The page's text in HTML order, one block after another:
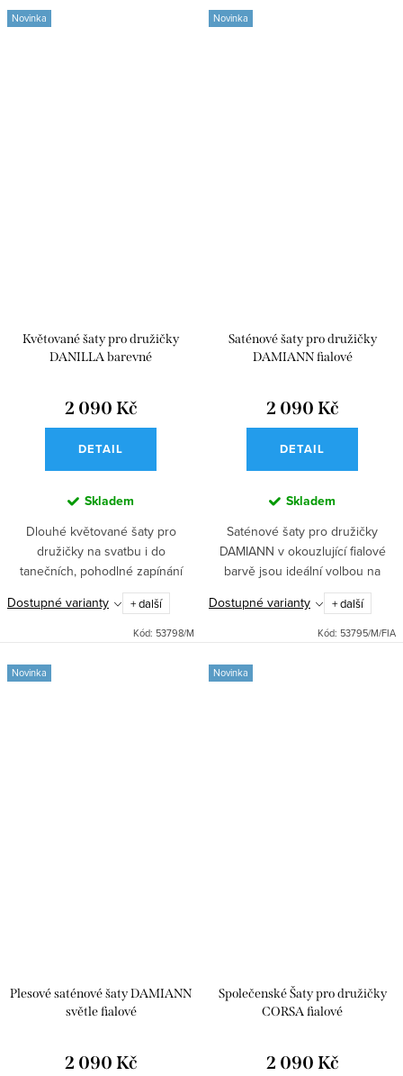
Novinka
Květované šaty pro družičky
DANILLA barevné
2 090 Kč
DETAIL
Skladem
Dlouhé květované šaty pro
družičky na svatbu i do
tanečních, pohodlné zapínání
vzadu na zip a šněrování,
rozparek pro volnost pohybu a
nevyztužená hrudní část pro
Dostupné varianty + další
Kód: 53798/M
Novinka
Saténové šaty pro družičky
DAMIANN fialové
2 090 Kč
DETAIL
Skladem
Saténové šaty pro družičky
DAMIANN v okouzlující fialové
barvě jsou ideální volbou na
svatbu, do tanečních i na ples.
Dlouhá sukně s rozparkem a
pohodlné zapínání vzadu na zip
Dostupné varianty + další
Kód: 53795/M/FIA
Novinka
Plesové saténové šaty DAMIANN
světle fialové
2 090 Kč
Novinka
Společenské Šaty pro družičky
CORSA fialové
2 090 Kč